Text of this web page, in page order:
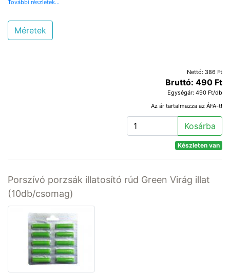
További részletek...
Méretek
Nettó: 386 Ft
Bruttó: 490 Ft
Egységár: 490 Ft/db
Az ár tartalmazza az ÁFA-t!
Kosárba
Készleten van
Porszívó porzsák illatosító rúd Green Virág illat
(10db/csomag)